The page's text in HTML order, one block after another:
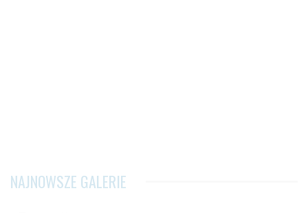
NAJNOWSZE GALERIE